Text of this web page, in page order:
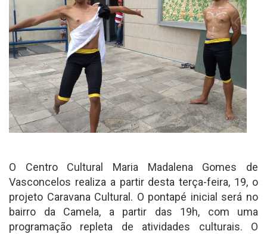
O Centro Cultural Maria Madalena Gomes de
Vasconcelos realiza a partir desta terça-feira, 19, o
projeto Caravana Cultural. O pontapé inicial será no
bairro da Camela, a partir das 19h, com uma
programação repleta de atividades culturais. O